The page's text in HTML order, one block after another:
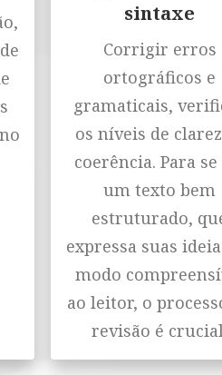
sintaxe
Corrigir erros
ortográficos e
gramaticais,
os níveis de
coerência. Para
um texto bem
estruturado,
expressa suas
modo
ao leitor, o
revisão é